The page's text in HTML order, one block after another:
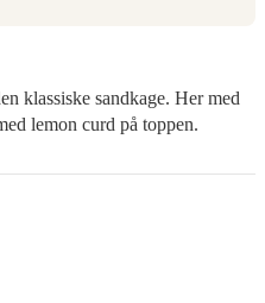
klassiske sandkage. Her med
lemon curd på toppen.